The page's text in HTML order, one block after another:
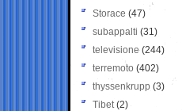
Storace (47)
subappalti (31)
televisione(244)
terremoto (402)
thyssenkrupp (3)
Tibet(2)